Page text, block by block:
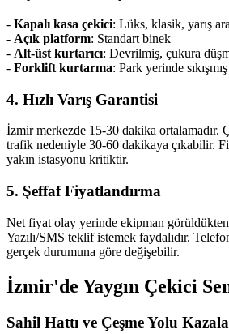
- Kapalı kasa çekici: Lüks, klasik, yarış
- Açık platform: Standart binek
- Alt-üst kurtarıcı: Devrilmiş, çukura
- Forklift kurtarma: Park yerinde sıkışmış
4. Hızlı Varış Garantisi
İzmir merkezde 15-30 dakika ortalamadır.
trafik nedeniyle 30-60 dakikaya çıkabilir.
yakın istasyonu kritiktir.
5. Şeffaf Fiyatlandırma
Net fiyat olay yerinde ekipman
Yazılı/SMS teklif istemek faydalıdır.
gerçek durumuna göre değişebilir.
İzmir'de Yaygın Çekici
Sahil Hattı ve Çeşme Yolu